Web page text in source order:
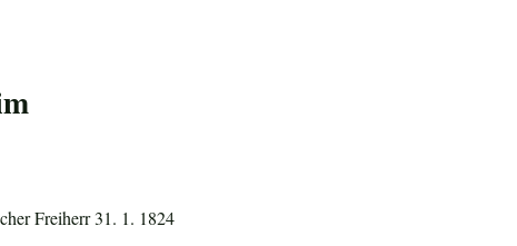
Freiherr 31. 1. 1824